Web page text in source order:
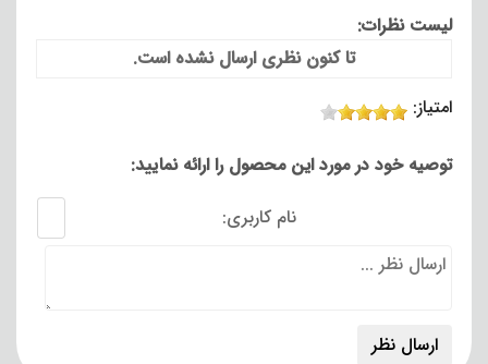
لیست نظرات:
تا کنون نظری ارسال نشده است.
امتیاز:
توصیه خود در مورد این محصول را ارائه نمایید:
نام کاربری: